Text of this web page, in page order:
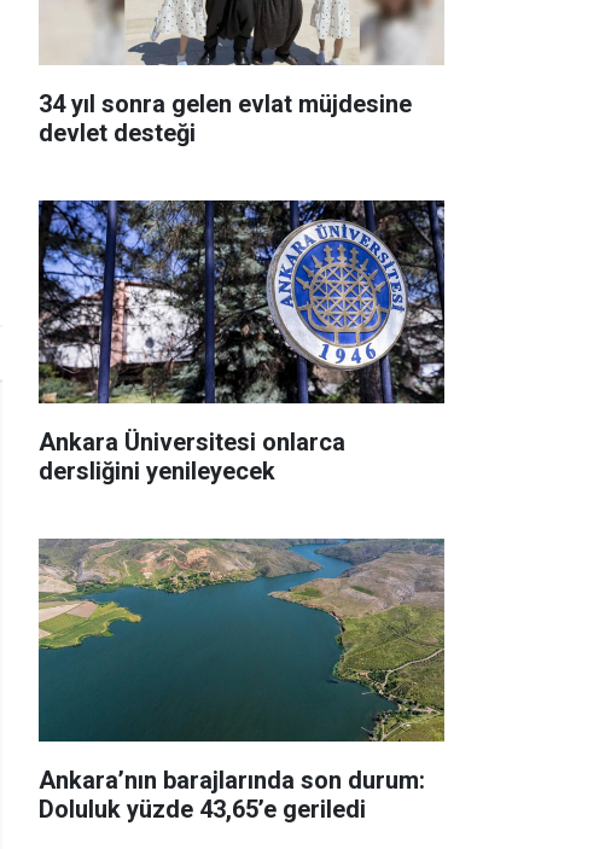
34 yıl sonra gelen evlat müjdesine
devlet desteği
Ankara Üniversitesi onlarca
dersliğini yenileyecek
Ankara’nın barajlarında son durum:
Doluluk yüzde 43,65’e geriledi